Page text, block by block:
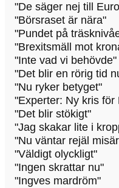
"De säger nej till
"Börsraset är nära"
"Pundet på
"Brexitsmäll mot
"Inte vad vi behövde"
"Det blir en rörig tid
"Nu ryker betyget"
"Experter: Ny kris för
"Det blir stökigt"
"Jag skakar lite i
"Nu väntar rejäl
"Väldigt olyckligt"
"Ingen skrattar nu"
"Ingves mardröm"